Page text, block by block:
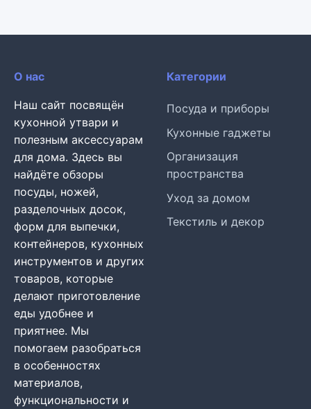
О нас
Наш сайт посвящён
кухонной утвари и
полезным аксессуарам
для дома. Здесь вы
найдёте обзоры
посуды, ножей,
разделочных досок,
форм для выпечки,
контейнеров, кухонных
инструментов и других
товаров, которые
делают приготовление
еды удобнее и
приятнее. Мы
помогаем разобраться
в особенностях
материалов,
функциональности и
Категории
Посуда и приборы
Кухонные гаджеты
Организация
пространства
Уход за домом
Текстиль и декор